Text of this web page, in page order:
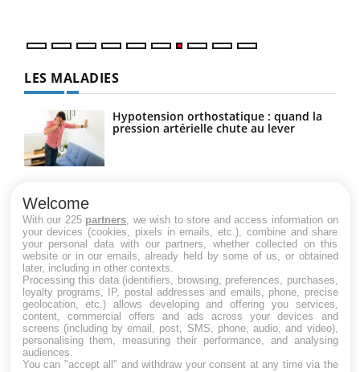
LES MALADIES
Hypotension orthostatique : quand la
pression artérielle chute au lever
Maladie de Charcot (Sclérose latérale
amyotrophique)
Welcome
With our 225 partners , we wish to store and access information on
your devices (cookies, pixels in emails, etc.), combine and share
your personal data with our partners, whether collected on this
website or in our emails, already held by some of us, or obtained
later, including in other contexts.
Processing this data (identifiers, browsing, preferences, purchases,
loyalty programs, IP, postal addresses and emails, phone, precise
geolocation, etc.) allows developing and offering you services,
content, commercial offers and ads across your devices and
screens (including by email, post, SMS, phone, audio, and video),
personalising them, measuring their performance, and analysing
audiences.
You can "accept all" and withdraw your consent at any time via the